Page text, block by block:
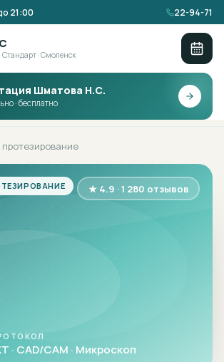
21:00 22-94-71
· Смоленск
Шматова Н.С.
· бесплатно
СЪЕМНОЕ ПРОТЕЗИРОВАНИЕ
★ 4.9 · 1 280 отзывов
· CAD/CAM · Микроскоп